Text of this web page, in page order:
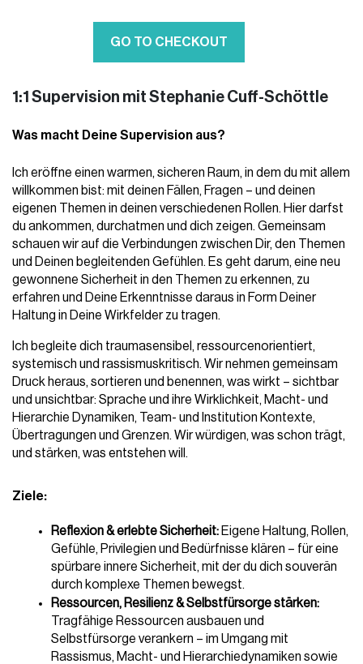
GO TO CHECKOUT
1:1 Supervision mit Stephanie Cuff-Schöttle
Was macht Deine Supervision aus?
Ich eröffne einen warmen, sicheren Raum, in dem du mit allem
willkommen bist: mit deinen Fällen, Fragen – und deinen
eigenen Themen in deinen verschiedenen Rollen. Hier darfst
du ankommen, durchatmen und dich zeigen. Gemeinsam
schauen wir auf die Verbindungen zwischen Dir, den Themen
und Deinen begleitenden Gefühlen. Es geht darum, eine neu
gewonnene Sicherheit in den Themen zu erkennen, zu
erfahren und Deine Erkenntnisse daraus in Form Deiner
Haltung in Deine Wirkfelder zu tragen.
Ich begleite dich traumasensibel, ressourcenorientiert,
systemisch und rassismuskritisch. Wir nehmen gemeinsam
Druck heraus, sortieren und benennen, was wirkt – sichtbar
und unsichtbar: Sprache und ihre Wirklichkeit, Macht- und
Hierarchie Dynamiken, Team- und Institution Kontexte,
Übertragungen und Grenzen. Wir würdigen, was schon trägt,
und stärken, was entstehen will.
Ziele:
Reflexion & erlebte Sicherheit: Eigene Haltung, Rollen,
Gefühle, Privilegien und Bedürfnisse klären – für eine
spürbare innere Sicherheit, mit der du dich souverän
durch komplexe Themen bewegst.
Ressourcen, Resilienz & Selbstfürsorge stärken:
Tragfähige Ressourcen ausbauen und
Selbstfürsorge verankern – im Umgang mit
Rassismus, Macht- und Hierarchiedynamiken sowie